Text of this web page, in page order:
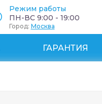
Режим работы
ПН-ВС 9:00 - 19:00
Город: Москва
ГАРАНТИЯ